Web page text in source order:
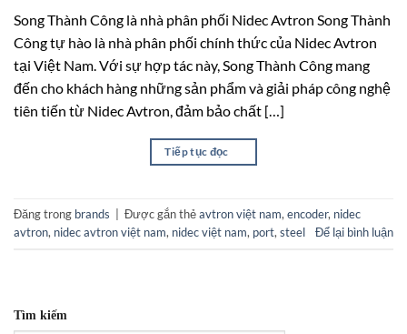
Song Thành Công là nhà phân phối Nidec Avtron Song Thành
Công tự hào là nhà phân phối chính thức của Nidec Avtron
tại Việt Nam. Với sự hợp tác này, Song Thành Công mang
đến cho khách hàng những sản phẩm và giải pháp công nghệ
tiên tiến từ Nidec Avtron, đảm bảo chất […]
Tiếp tục đọc
Đăng trong brands Được gắn thẻavtron việt nam, encoder, nidec
avtron, nidec avtron việt nam, nidec việt nam, port, steel Để lại bình luận
Tìm kiếm